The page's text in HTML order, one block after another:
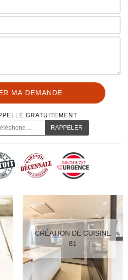
GRATUITEMENT
CRÉATION DE CUISINE
81